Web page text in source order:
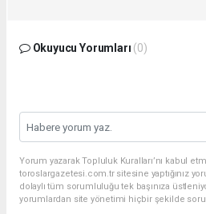
Okuyucu Yorumları (0)
Yorum yazarak Topluluk Kuralları’nı kabul
toroslargazetesi.com.tr sitesine yaptığınız
dolaylı tüm sorumluluğu tek başınıza
yorumlardan site yönetimi hiçbir şekilde